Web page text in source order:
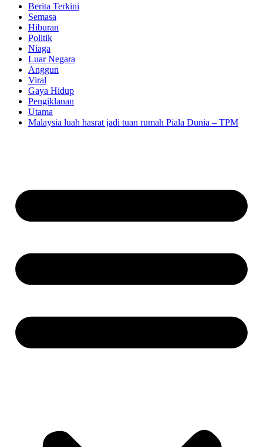
Berita Terkini
Semasa
Hiburan
Politik
Niaga
Luar Negara
Anggun
Viral
Gaya Hidup
Pengiklanan
Utama
Malaysia luah hasrat jadi tuan rumah Piala Dunia – TPM